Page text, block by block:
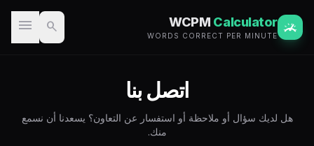
WCPM Calculator
WORDS CORRECT PER MINUTE
search
menu
اتصل بنا
هل لديك سؤال أو ملاحظة أو استفسار عن التعاون؟ يسعدنا أن نسمع
منك.